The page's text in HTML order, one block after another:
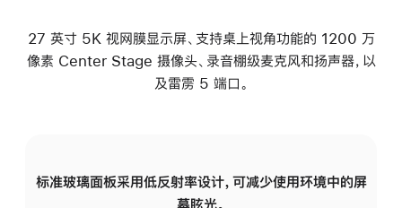
27 英寸 5K 视网膜显示屏、支持桌上视角功能的 1200 万
像素 Center Stage 摄像头、录音棚级麦克风和扬声器，以
及雷雳 5 端口。
标准玻璃面板采用低反射率设计，可减少使用环境中的屏
幕眩光。